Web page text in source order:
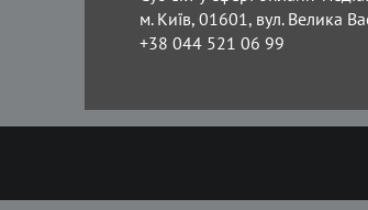
м. Київ, 01601, вул. Велика
+38 044 521 06 99